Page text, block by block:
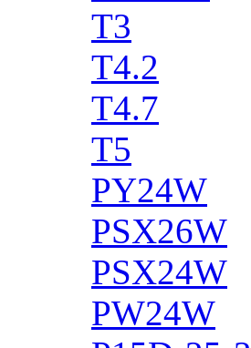
T3
T4.2
T4.7
T5
PY24W
PSX26W
PSX24W
PW24W